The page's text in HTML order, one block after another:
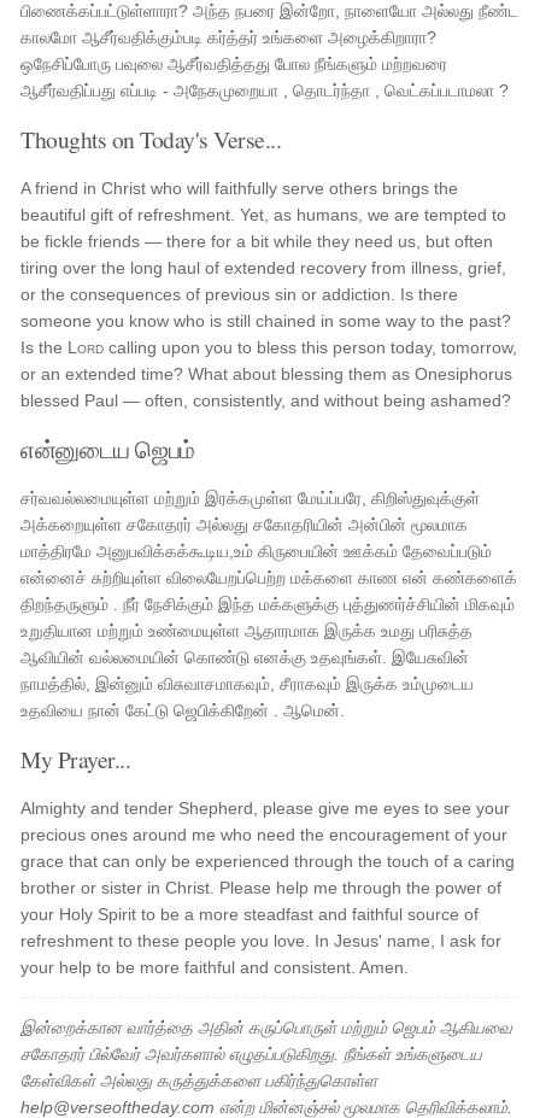
பிணைக்கப்பட்டுள்ளாரா? அந்த நபரை இன்றோ, நாளையோ அல்லது நீண்ட
காலமோ ஆசீர்வதிக்கும்படி கர்த்தர் உங்களை அழைக்கிறாரா?
ஒநேசிப்போரு பவுலை ஆசீர்வதித்தது போல நீங்களும் மற்றவரை
ஆசீர்வதிப்பது எப்படி - அநேகமுறையா , தொடர்ந்தா , வெட்கப்படாமலா ?
Thoughts on Today's Verse...
A friend in Christ who will faithfully serve others brings the
beautiful gift of refreshment. Yet, as humans, we are tempted to
be fickle friends — there for a bit while they need us, but often
tiring over the long haul of extended recovery from illness, grief,
or the consequences of previous sin or addiction. Is there
someone you know who is still chained in some way to the past?
Is the Lord calling upon you to bless this person today, tomorrow,
or an extended time? What about blessing them as Onesiphorus
blessed Paul — often, consistently, and without being ashamed?
என்னுடைய ஜெபம்
சர்வவல்லமையுள்ள மற்றும் இரக்கமுள்ள மேய்ப்பரே, கிறிஸ்துவுக்குள்
அக்கறையுள்ள சகோதரர் அல்லது சகோதரியின் அன்பின் மூலமாக
மாத்திரமே அனுபவிக்கக்கூடிய,உம் கிருபையின் ஊக்கம் தேவைப்படும்
என்னைச் சுற்றியுள்ள விலையேறப்பெற்ற மக்களை காண என் கண்களைக்
திறந்தருளும் . நீர் நேசிக்கும் இந்த மக்களுக்கு புத்துணர்ச்சியின் மிகவும்
உறுதியான மற்றும் உண்மையுள்ள ஆதாரமாக இருக்க உமது பரிசுத்த
ஆவியின் வல்லமையின் கொண்டு எனக்கு உதவுங்கள். இயேசுவின்
நாமத்தில், இன்னும் விசுவாசமாகவும், சீராகவும் இருக்க உம்முடைய
உதவியை நான் கேட்டு ஜெபிக்கிறேன் . ஆமென்.
My Prayer...
Almighty and tender Shepherd, please give me eyes to see your
precious ones around me who need the encouragement of your
grace that can only be experienced through the touch of a caring
brother or sister in Christ. Please help me through the power of
your Holy Spirit to be a more steadfast and faithful source of
refreshment to these people you love. In Jesus' name, I ask for
your help to be more faithful and consistent. Amen.
இன்றைக்கான வார்த்தை அதின் கருப்பொருள் மற்றும் ஜெபம் ஆகியவை
சகோதரர் பில்வேர் அவர்களால் எழுதப்படுகிறது. நீங்கள் உங்களுடைய
கேள்விகள் அல்லது கருத்துக்களை பகிர்ந்துகொள்ள
help@verseoftheday.com என்ற மின்னஞ்சல் மூலமாக தெரிவிக்கலாம்.